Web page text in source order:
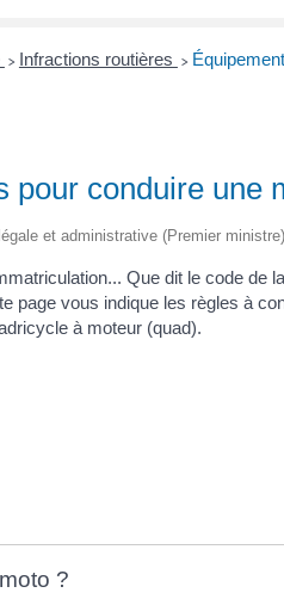
> Infractions routières >
pour conduire une
et administrative (Premier ministre)
Que dit le code
page vous indique les règles à
à moteur (quad).
?